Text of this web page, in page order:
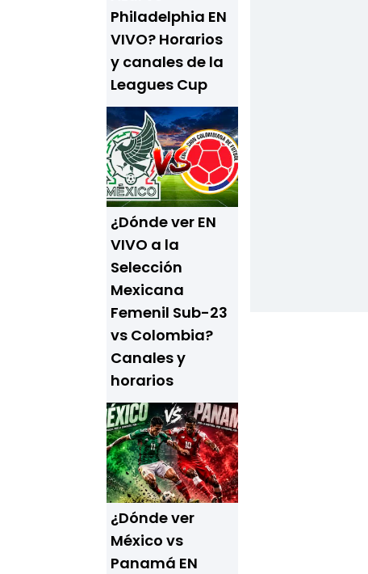
Philadelphia EN
VIVO? Horarios
y canales de la
Leagues Cup
¿Dónde ver EN
VIVO a la
Selección
Mexicana
Femenil Sub-23
vs Colombia?
Canales y
horarios
¿Dónde ver
México vs
Panamá EN